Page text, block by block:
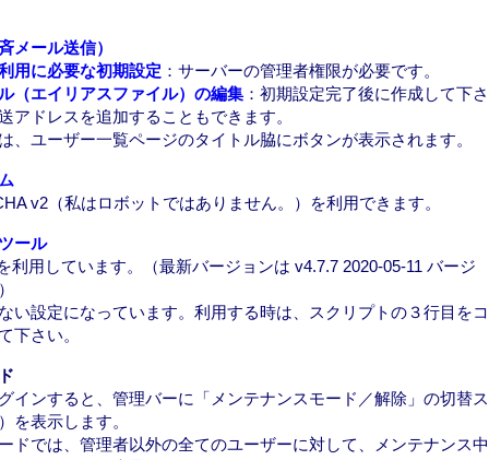
メール送信）
用に必要な初期設定 ：サーバーの管理者権限が必要です。
（エイリアスファイル）の編集 ：初期設定完了後に作成して下さ
アドレスを追加することもできます。
、ユーザー一覧ページのタイトル脇にボタンが表示されます。
v2（私はロボットではありません。）を利用できます。
ール
利用しています。（最新バージョンは v4.7.7 2020-05-11 バージ
い設定になっています。利用する時は、スクリプトの３行目をコ
下さい。
インすると、管理バーに「メンテナンスモード／解除」の切替ス
を表示します。
ドでは、管理者以外の全てのユーザーに対して、メンテナンス中